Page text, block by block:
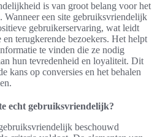
is van groot belang voor het
Wanneer een site gebruiksvriendelijk
gebruikerservaring, wat leidt
terugkerende bezoekers. Het helpt
te vinden die ze nodig
hun tevredenheid en loyaliteit. Dit
kans op conversies en het behalen
echt gebruiksvriendelijk?
beschouwd